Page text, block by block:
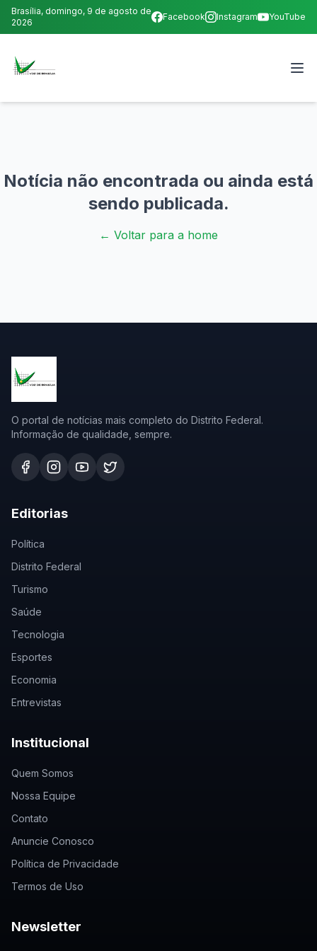
Brasília, domingo, 9 de agosto de
2026
Facebook Instagram YouTube
Notícia não encontrada ou ainda está
sendo publicada.
← Voltar para a home
O portal de notícias mais completo do Distrito Federal.
Informação de qualidade, sempre.
Editorias
Política
Distrito Federal
Turismo
Saúde
Tecnologia
Esportes
Economia
Entrevistas
Institucional
Quem Somos
Nossa Equipe
Contato
Anuncie Conosco
Política de Privacidade
Termos de Uso
Newsletter